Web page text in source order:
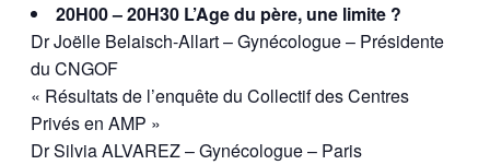
20H00 – 20H30 L’Age du père, une limite ?
Dr Joëlle Belaisch-Allart – Gynécologue – Présidente
du CNGOF
« Résultats de l’enquête du Collectif des Centres
Privés en AMP »
Dr Silvia ALVAREZ – Gynécologue – Paris